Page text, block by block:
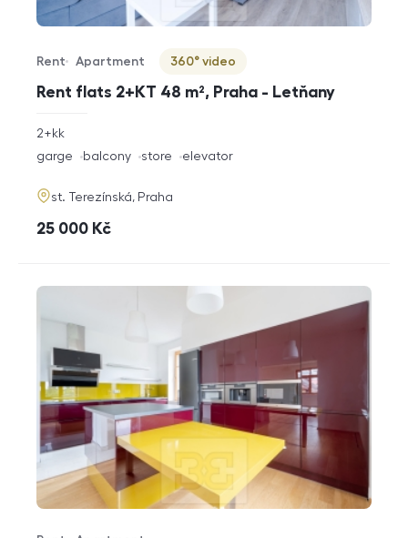
Rent flats 2+KT 48 m², Praha - Letňany
Offer type
Rent
Property type
Apartment
Virtuální prohlídka
360° video
rozměry
2+kk
funkce
garge balcony store elevator
adresa
st. Terezínská, Praha
cena
25 000 Kč